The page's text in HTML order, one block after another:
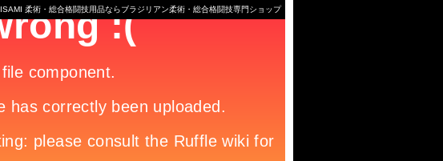
ISAMI 柔術・総合格闘技用品ならブラジリアン柔術・総合格闘技専門ショップ